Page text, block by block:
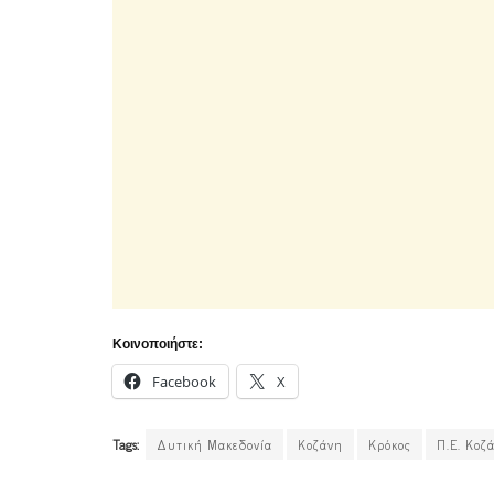
Κοινοποιήστε:
Facebook X
Tags: Δυτική Μακεδονία Κοζάνη Κρόκος Π.Ε.